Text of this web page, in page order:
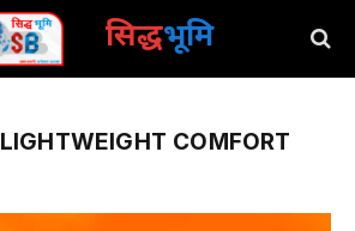
सिद्धभूमि
LIGHTWEIGHT COMFORT